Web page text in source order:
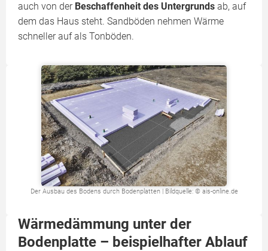
auch von der Beschaffenheit des Untergrunds ab, auf
dem das Haus steht. Sandböden nehmen Wärme
schneller auf als Tonböden.
Der Ausbau des Bodens durch Bodenplatten | Bildquelle: © ais-online.de
Wärmedämmung unter der
Bodenplatte – beispielhafter Ablauf